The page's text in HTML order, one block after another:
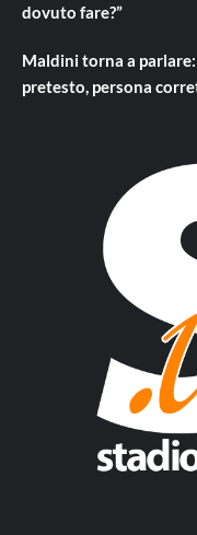
dovuto fare?”
Maldini torna a
pretesto, persona